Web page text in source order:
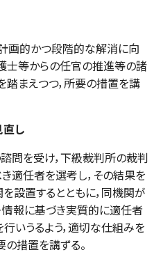
画的かつ段階的な解消に向
士等からの任官の推進等の諸
まえつつ，所要の措置を講
し
問を受け，下級裁判所の裁判
適任者を選考し，その結果を
設置するとともに，同機関が
報に基づき実質的に適任者
いうるよう，適切な仕組みを
の措置を講ずる。